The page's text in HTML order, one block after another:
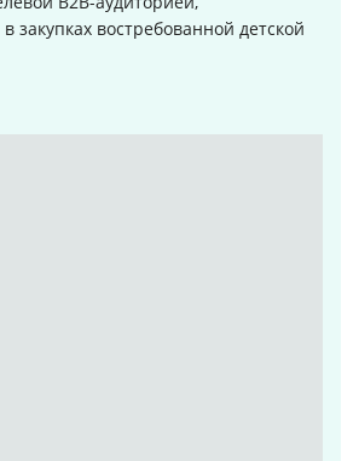
закупках востребованной детской